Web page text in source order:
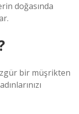
doğasında
bir müşrikten